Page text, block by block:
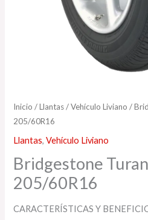
Inicio /Llantas/Vehículo Liviano /
205/60R16
Llantas,Vehículo Liviano
Bridgestone
205/60R16
CARACTERÍSTICAS Y